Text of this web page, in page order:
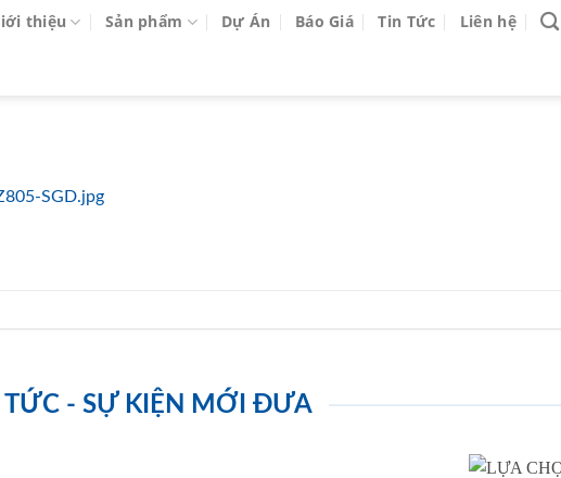
thiệu Sản phẩm Dự Án Báo Giá Tin Tức Liên hệ
SGD.jpg
TỨC - SỰ KIỆN MỚI ĐƯA